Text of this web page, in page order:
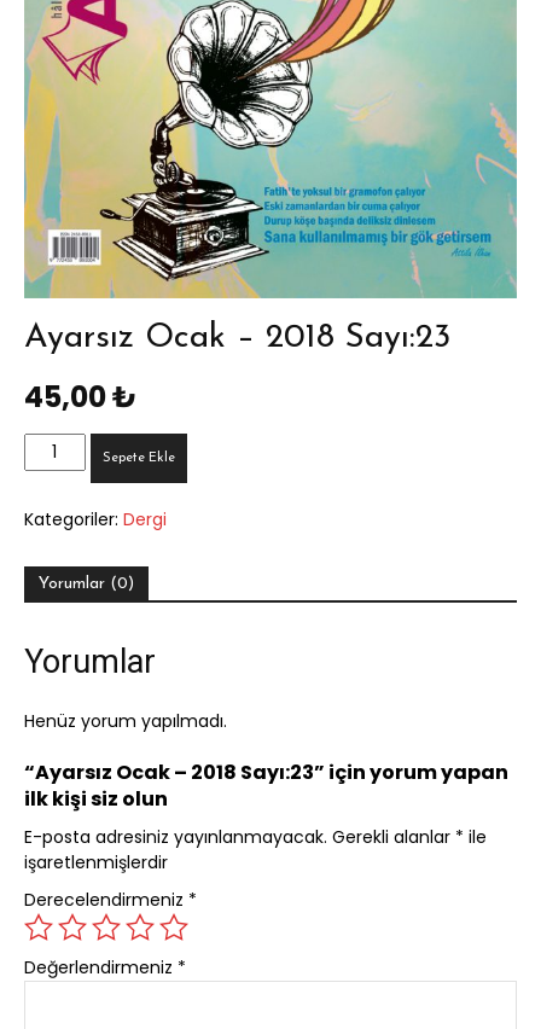
Ayarsız Ocak – 2018 Sayı:23
45,00₺
Ayarsız
Ocak
2018
adet
Sepete Ekle
Kategoriler: Dergi
Yorumlar (0)
Yorumlar
Henüz yorum yapılmadı.
“Ayarsız Ocak – 2018 Sayı:23” için yorum yapan
ilk kişi siz olun
E-posta adresiniz yayınlanmayacak. Gerekli alanlar * ile
işaretlenmişlerdir
Derecelendirmeniz *
Değerlendirmeniz *